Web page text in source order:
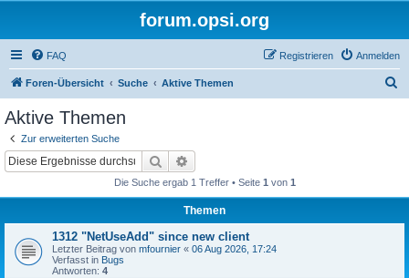
forum.opsi.org
FAQ Anmelden
Registrieren
Foren-Übersicht Suche Aktive Themen
Aktive Themen
Zur erweiterten Suche
Suche
Die Suche ergab 1 Treffer • Seite 1 von 1
Themen
1312 "NetUseAdd" since new client
Letzter Beitrag von mfournier « 06 Aug 2026, 17:24
Verfasst in Bugs
Antworten: 4